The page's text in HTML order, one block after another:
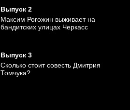
Выпуск 2
Максим Рогожин выживает на
бандитских улицах Черкасс
Выпуск 3
Сколько стоит совесть Дмитрия
Томчука?